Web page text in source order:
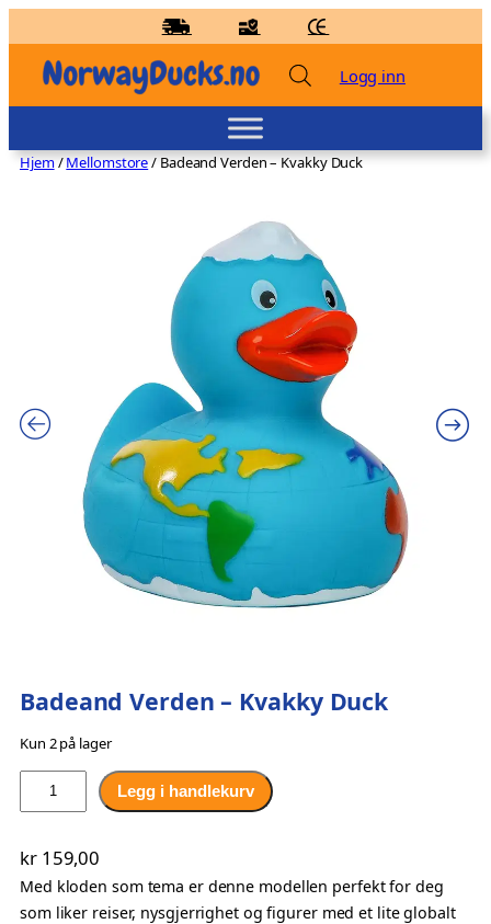
Badeand Klassisk – Kvakky Duck - Gul,
Small
kr
til
innhold
Logg inn
Hjem/Mellomstore/ Badeand Verden – Kvakky Duck
Badeand Verden – Kvakky Duck
Kun 2 på lager
a
e
a
n
Legg i handlekurv
kr159,00
Med kloden som tema er denne modellen perfekt for deg
som liker reiser, nysgjerrighet og figurer med et lite globalt